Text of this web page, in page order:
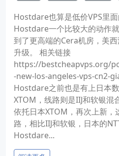
Hostdare也算是低价VPS里
Hostdare一个比较大的动作
到了更高端的Cera机房，美
升级。 相关链接
https://bestcheapvps.org/
-new-los-angeles-vps-cn2-
Hostdare之前也是有上日本
XTOM，线路则是IIJ和软银
依托日本XTOM，再次上新，
路，相比IIJ和软银，日本的
Hostdare...